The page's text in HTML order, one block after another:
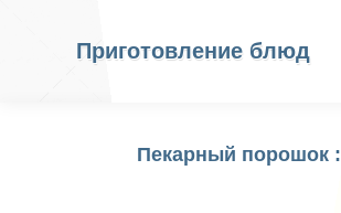
Приготовление блюд
Пекарный порошок